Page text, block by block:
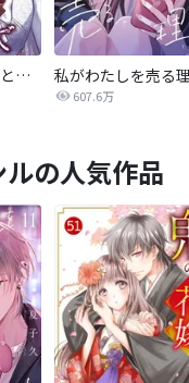
あなたを地獄に堕とすまで 私がわたしを売る
607.6万
の人気作品